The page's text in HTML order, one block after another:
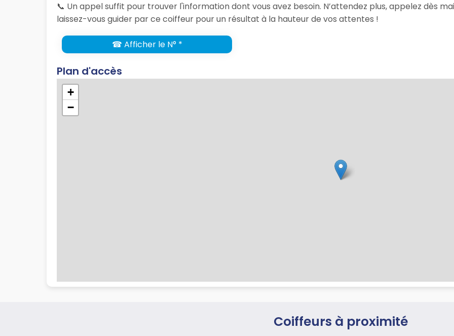
📞 Un appel suffit pour trouver l'information dont vous avez besoin. N’attendez plus, appelez dès
laissez-vous guider par ce coiffeur pour un résultat à la hauteur de vos attentes !
☎ Afficher le N° *
Plan d'accès
+
−
Coiffeurs à proximité